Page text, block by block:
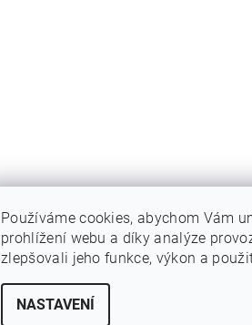
Používáme cookies, abychom Vám
prohlížení webu a díky analýze
zlepšovali jeho funkce, výkon a
NASTAVENÍ